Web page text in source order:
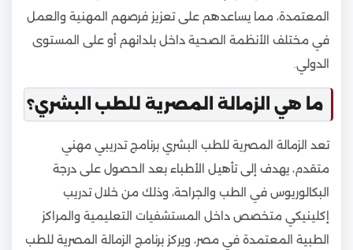
المعتمدة، مما يساعدهم على تعزيز فرصهم المهنية والعمل
في مختلف الأنظمة الصحية داخل بلدانهم أو على المستوى
الدولي.
ما هي الزمالة المصرية للطب البشري؟
تعد الزمالة المصرية للطب البشري برنامج تدريبي مهني
متقدم، يهدف إلى تأهيل الأطباء بعد الحصول على درجة
البكالوريوس في الطب والجراحة، وذلك من خلال تدريب
إكلينيكي متخصص داخل المستشفيات التعليمية والمراكز
الطبية المعتمدة في مصر، ويركز برنامج الزمالة المصرية للطب